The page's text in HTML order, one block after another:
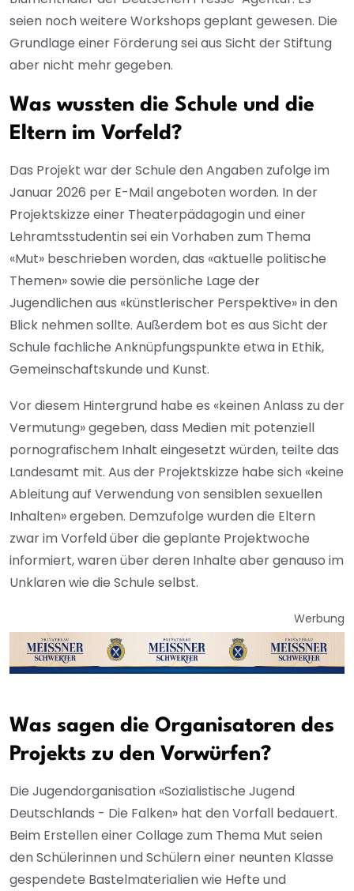
seien noch weitere Workshops geplant gewesen. Die
Grundlage einer Förderung sei aus Sicht der Stiftung
aber nicht mehr gegeben.
Was wussten die Schule und die
Eltern im Vorfeld?
Das Projekt war der Schule den Angaben zufolge im
Januar 2026 per E-Mail angeboten worden. In der
Projektskizze einer Theaterpädagogin und einer
Lehramtsstudentin sei ein Vorhaben zum Thema
«Mut» beschrieben worden, das «aktuelle politische
Themen» sowie die persönliche Lage der
Jugendlichen aus «künstlerischer Perspektive» in den
Blick nehmen sollte. Außerdem bot es aus Sicht der
Schule fachliche Anknüpfungspunkte etwa in Ethik,
Gemeinschaftskunde und Kunst.
Vor diesem Hintergrund habe es «keinen Anlass zu der
Vermutung» gegeben, dass Medien mit potenziell
pornografischem Inhalt eingesetzt würden, teilte das
Landesamt mit. Aus der Projektskizze habe sich «keine
Ableitung auf Verwendung von sensiblen sexuellen
Inhalten» ergeben. Demzufolge wurden die Eltern
zwar im Vorfeld über die geplante Projektwoche
informiert, waren über deren Inhalte aber genauso im
Unklaren wie die Schule selbst.
Werbung
Was sagen die Organisatoren des
Projekts zu den Vorwürfen?
Die Jugendorganisation «Sozialistische Jugend
Deutschlands - Die Falken» hat den Vorfall bedauert.
Beim Erstellen einer Collage zum Thema Mut seien
den Schülerinnen und Schülern einer neunten Klasse
gespendete Bastelmaterialien wie Hefte und